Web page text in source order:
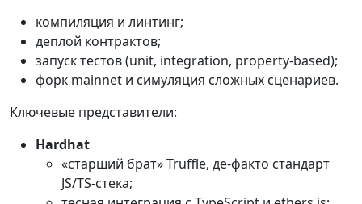
компиляция и линтинг;
деплой контрактов;
запуск тестов (unit, integration, property-based);
форк mainnet и симуляция сложных сценариев.
Ключевые представители:
Hardhat
«старший брат» Truffle, де-факто стандарт
JS/TS-стека;